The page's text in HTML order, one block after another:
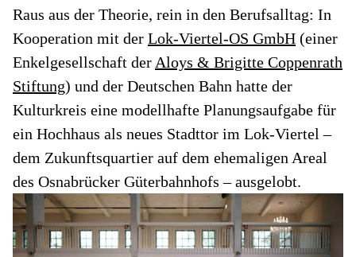
Raus aus der Theorie, rein in den Berufsalltag: In
Kooperation mit der Lok-Viertel-OS GmbH (einer
Enkelgesellschaft der Aloys & Brigitte Coppenrath
Stiftung) und der Deutschen Bahn hatte der
Kulturkreis eine modellhafte Planungsaufgabe für
ein Hochhaus als neues Stadttor im Lok-Viertel –
dem Zukunftsquartier auf dem ehemaligen Areal
des Osnabrücker Güterbahnhofs – ausgelobt.